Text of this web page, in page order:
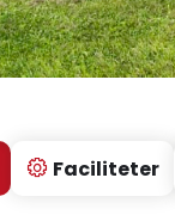
Faciliteter